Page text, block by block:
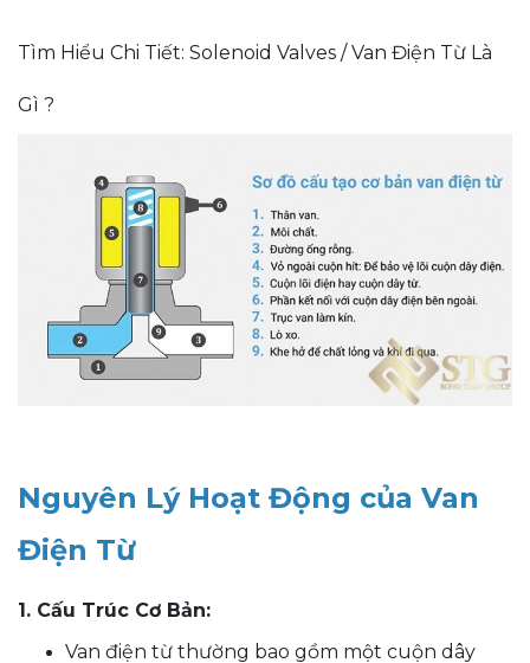
Tìm Hiểu Chi Tiết: Solenoid Valves / Van Điện Từ Là
Gì ?
Nguyên Lý Hoạt Động của Van
Điện Từ
1. Cấu Trúc Cơ Bản:
Van điện từ thường bao gồm một cuộn dây